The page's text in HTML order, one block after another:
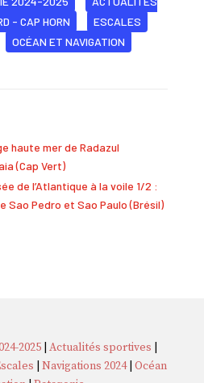
- CAP HORN
ESCALES
OCÉAN ET NAVIGATION
haute mer de Radazul
(Cap Vert)
de l’Atlantique à la voile 1/2 :
Sao Pedro et Sao Paulo (Brésil)
2025 |Actualités sportives
Navigations 2024| Océan